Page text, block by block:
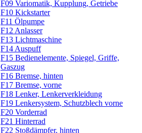
F09 Variomatik, Kupplung, Getriebe
F10 Kickstarter
F11 Ölpumpe
F12 Anlasser
F13 Lichtmaschine
F14 Auspuff
F15 Bedienelemente, Spiegel, Griffe,
Gaszug
F16 Bremse, hinten
F17 Bremse, vorne
F18 Lenker, Lenkerverkleidung
F19 Lenkersystem, Schutzblech vorne
F20 Vorderrad
F21 Hinterrad
F22 Stoßdämpfer, hinten